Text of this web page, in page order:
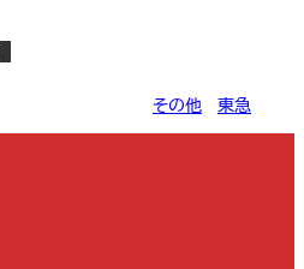
その他 東急